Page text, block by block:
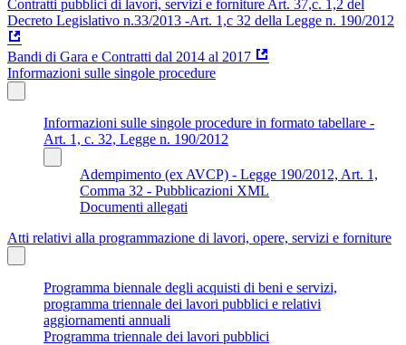
Contratti pubblici di lavori, servizi e forniture Art. 37,c. 1,2 del
Decreto Legislativo n.33/2013 -Art. 1,c 32 della Legge n. 190/2012
Bandi di Gara e Contratti dal 2014 al 2017
Informazioni sulle singole procedure
Informazioni sulle singole procedure in formato tabellare -
Art. 1, c. 32, Legge n. 190/2012
Adempimento (ex AVCP) - Legge 190/2012, Art. 1,
Comma 32 - Pubblicazioni XML
Documenti allegati
Atti relativi alla programmazione di lavori, opere, servizi e forniture
Programma biennale degli acquisti di beni e servizi,
programma triennale dei lavori pubblici e relativi
aggiornamenti annuali
Programma triennale dei lavori pubblici